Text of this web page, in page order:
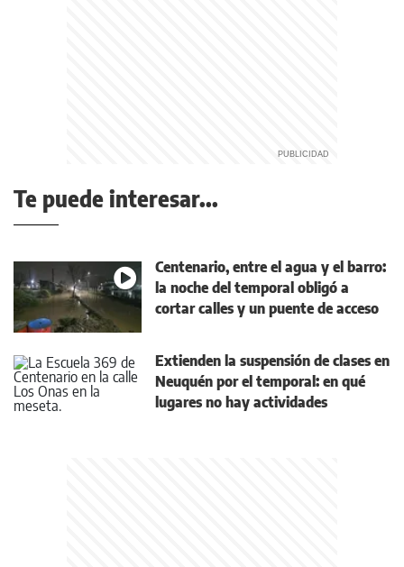
Te puede interesar...
Centenario, entre el agua y el barro:
la noche del temporal obligó a
cortar calles y un puente de acceso
Extienden la suspensión de clases en
Neuquén por el temporal: en qué
lugares no hay actividades